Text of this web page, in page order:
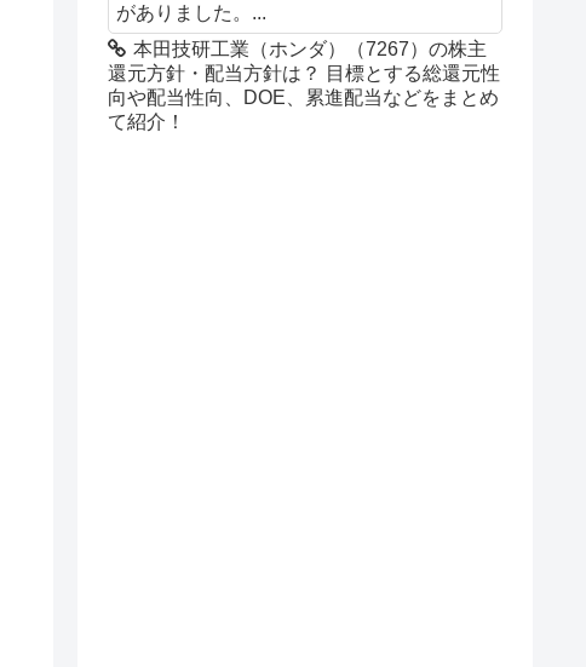
がありました。...
本田技研工業（ホンダ）（7267）の株主
還元方針・配当方針は？ 目標とする総還元性
向や配当性向、DOE、累進配当などをまとめ
て紹介！